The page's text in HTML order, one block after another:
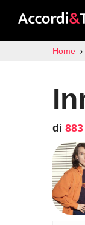
Home
di 883